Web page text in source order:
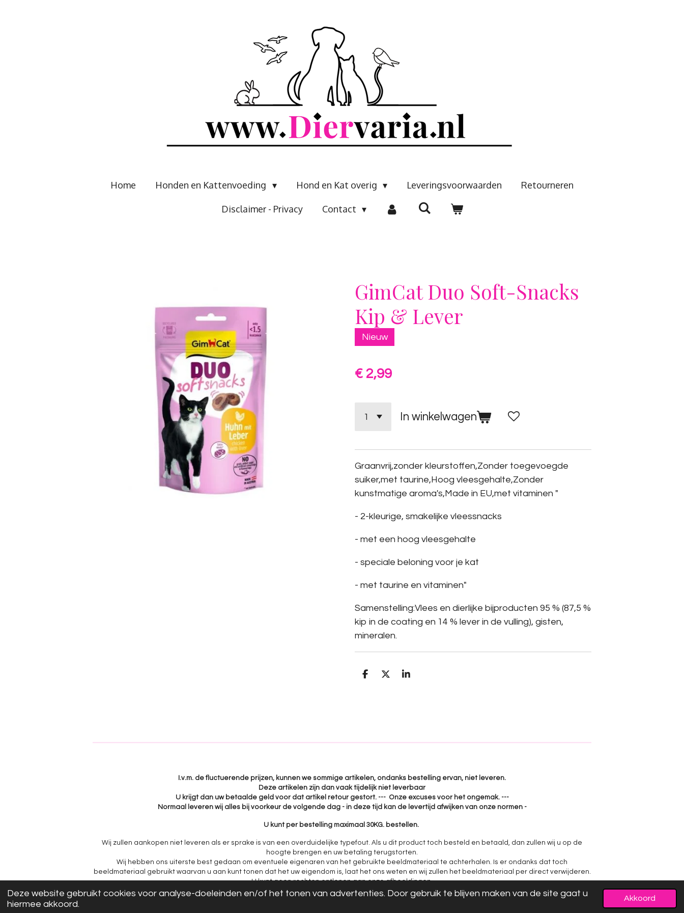
Deze website gebruikt cookies voor analyse-doeleinden en/of het tonen van advertenties. Door gebruik te blijven maken van de site gaat u
hiermee akkoord.
Akkoord
Home Honden en Kattenvoeding Hond en Kat overig Leveringsvoorwaarden Retourneren
Disclaimer - Privacy Contact
GimCat Duo Soft-Snacks
Kip & Lever
Nieuw
€ 2,99
In winkelwagen
Graanvrij,zonder kleurstoffen,Zonder toegevoegde
suiker,met taurine,Hoog vleesgehalte,Zonder
kunstmatige aroma's,Made in EU,met vitaminen "
- 2-kleurige, smakelijke vleessnacks
- met een hoog vleesgehalte
- speciale beloning voor je kat
- met taurine en vitaminen"
Samenstelling:Vlees en dierlijke bijproducten 95 % (87,5 %
kip in de coating en 14 % lever in de vulling), gisten,
mineralen.
D
D
S
I.v.m. de fluctuerende prijzen, kunnen we sommige artikelen, ondanks bestelling ervan, niet leveren.
Deze artikelen zijn dan vaak tijdelijk niet leverbaar
U krijgt dan uw betaalde geld voor dat artikel retour gestort. --- Onze excuses voor het ongemak. ---
Normaal leveren wij alles bij voorkeur de volgende dag - in deze tijd kan de levertijd afwijken van onze normen -
U kunt per bestelling maximaal 30KG. bestellen.
Wij zullen aankopen niet leveren als er sprake is van een overduidelijke typefout. Als u dit product toch besteld en betaald, dan zullen wij u op de
hoogte brengen en uw betaling terugstorten.
Wij hebben ons uiterste best gedaan om eventuele eigenaren van het gebruikte beeldmateriaal te achterhalen. Is er ondanks dat toch
beeldmateriaal gebruikt waarvan u aan kunt tonen dat het uw eigendom is, laat het ons weten en wij zullen het beeldmateriaal per direct verwijderen.
U kunt geen rechten ontlenen aan onze afbeeldingen.